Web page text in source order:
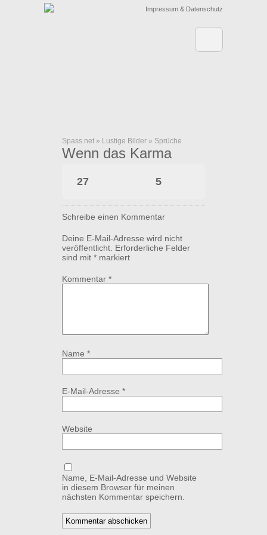
Impressum & Datenschutz
Spass.net » Lustige Bilder » Sprüche
Wenn das Karma
27 5
Schreibe einen Kommentar
Deine E-Mail-Adresse wird nicht
veröffentlicht. Erforderliche Felder
sind mit * markiert
Kommentar *
Name *
E-Mail-Adresse *
Website
Name, E-Mail-Adresse und Website
in diesem Browser für meinen
nächsten Kommentar speichern.